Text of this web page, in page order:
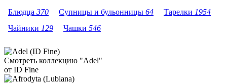
Блюдца 370 Супницы и бульонницы 64 Тарелки 1954
Чайники 129 Чашки 546
Смотреть коллекцию "Adel"
от ID Fine